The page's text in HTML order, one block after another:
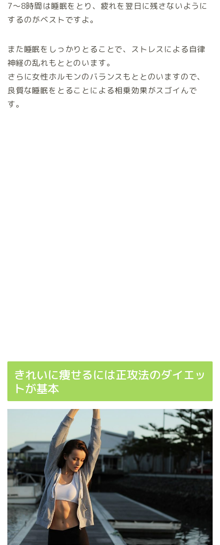
7～8時間は睡眠をとり、疲れを翌日に残さないように
するのがベストですよ。
また睡眠をしっかりとることで、ストレスによる自律
神経の乱れもととのいます。
さらに女性ホルモンのバランスもととのいますので、
良質な睡眠をとることによる相乗効果がスゴイんで
す。
きれいに痩せるには正攻法のダイエッ
トが基本